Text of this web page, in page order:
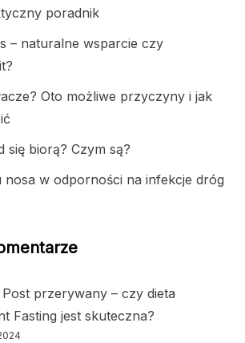
poradnik
– naturalne wsparcie czy
Oto możliwe przyczyny i jak
się biorą? Czym są?
nosa w odporności na infekcje dróg
Post przerywany – czy dieta
Fasting jest skuteczna?